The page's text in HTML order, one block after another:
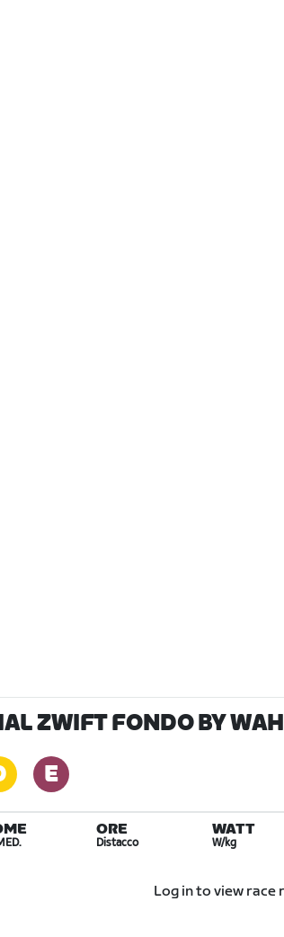
ZWIFT FONDO BY
ORE
Distacco
WATT
W/kg
Log in to view race